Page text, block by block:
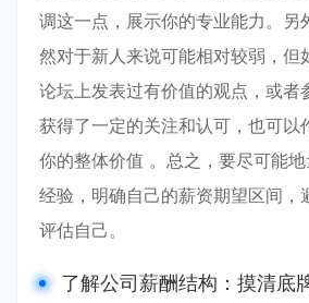
调这一点，展示你的专业能力。另
然对于新人来说可能相对较弱，但
论坛上发表过有价值的观点，或者
获得了一定的关注和认可，也可以
你的整体价值 。总之，要尽可能
经验，明确自己的薪资期望区间，
评估自己。
了解公司薪酬结构：摸清底